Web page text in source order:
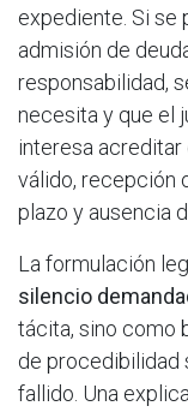
expediente. Si se
admisión de
responsabilidad,
necesita y que el
interesa acreditar
válido, recepción
plazo y ausencia
La formulación
silencio
tácita, sino como
de procedibilidad
fallido. Una